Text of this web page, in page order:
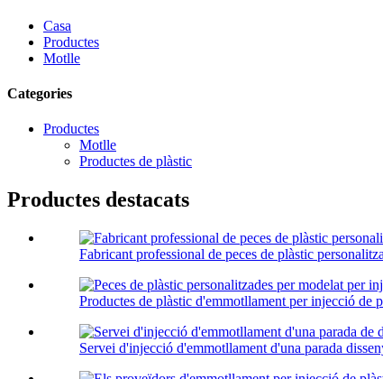
Casa
Productes
Motlle
Categories
Productes
Motlle
Productes de plàstic
Productes destacats
Fabricant professional de peces de plàstic
Productes de plàstic d'emmotllament per injecció de
Servei d'injecció d'emmotllament d'una parada